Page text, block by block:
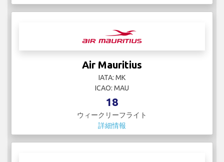
Air Mauritius
IATA: MK
ICAO: MAU
18
ウィークリーフライト
詳細情報